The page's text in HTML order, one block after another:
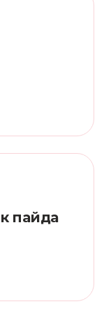
пайда